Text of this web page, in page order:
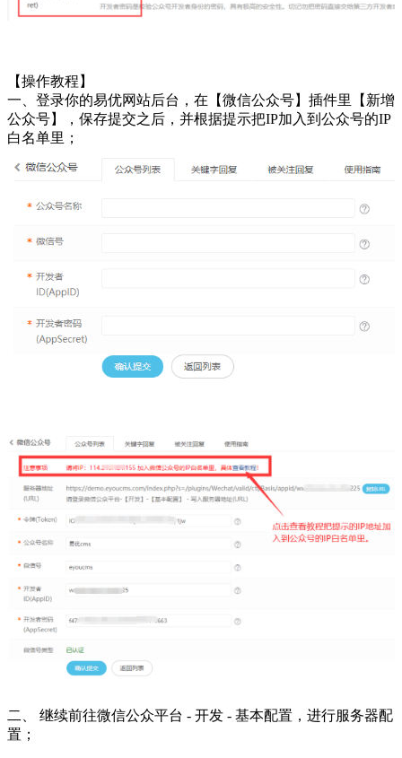
【操作教程】
一、登录你的易优网站后台，在【微信公众号】插件里【新增
公众号】，保存提交之后，并根据提示把IP加入到公众号的IP
白名单里；
二、 继续前往微信公众平台 - 开发 - 基本配置，进行服务器配
置；